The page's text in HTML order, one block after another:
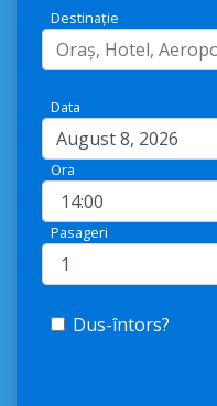
Destinație
Data
Ora
Pasageri
Dus-întors?